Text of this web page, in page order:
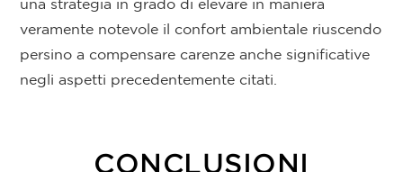
una strategia in grado di elevare in maniera
veramente notevole il confort ambientale riuscendo
persino a compensare carenze anche significative
negli aspetti precedentemente citati.
CONCLUSIONI